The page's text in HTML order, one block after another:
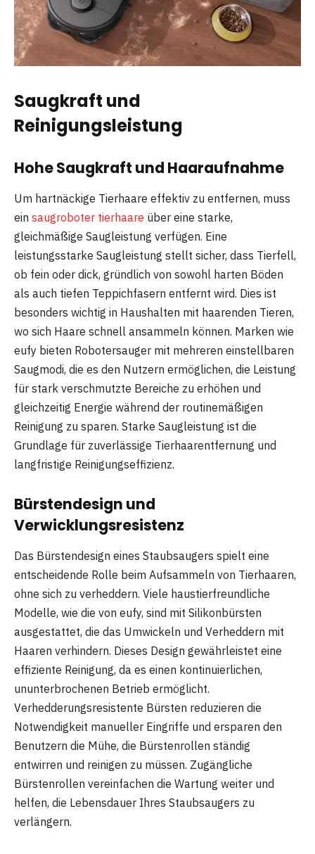
Saugkraft und
Reinigungsleistung
Hohe Saugkraft und Haaraufnahme
Um hartnäckige Tierhaare effektiv zu entfernen, muss
ein saugroboter tierhaare über eine starke,
gleichmäßige Saugleistung verfügen. Eine
leistungsstarke Saugleistung stellt sicher, dass Tierfell,
ob fein oder dick, gründlich von sowohl harten Böden
als auch tiefen Teppichfasern entfernt wird. Dies ist
besonders wichtig in Haushalten mit haarenden Tieren,
wo sich Haare schnell ansammeln können. Marken wie
eufy bieten Robotersauger mit mehreren einstellbaren
Saugmodi, die es den Nutzern ermöglichen, die Leistung
für stark verschmutzte Bereiche zu erhöhen und
gleichzeitig Energie während der routinemäßigen
Reinigung zu sparen. Starke Saugleistung ist die
Grundlage für zuverlässige Tierhaarentfernung und
langfristige Reinigungseffizienz.
Bürstendesign und
Verwicklungsresistenz
Das Bürstendesign eines Staubsaugers spielt eine
entscheidende Rolle beim Aufsammeln von Tierhaaren,
ohne sich zu verheddern. Viele haustierfreundliche
Modelle, wie die von eufy, sind mit Silikonbürsten
ausgestattet, die das Umwickeln und Verheddern mit
Haaren verhindern. Dieses Design gewährleistet eine
effiziente Reinigung, da es einen kontinuierlichen,
ununterbrochenen Betrieb ermöglicht.
Verhedderungsresistente Bürsten reduzieren die
Notwendigkeit manueller Eingriffe und ersparen den
Benutzern die Mühe, die Bürstenrollen ständig
entwirren und reinigen zu müssen. Zugängliche
Bürstenrollen vereinfachen die Wartung weiter und
helfen, die Lebensdauer Ihres Staubsaugers zu
verlängern.